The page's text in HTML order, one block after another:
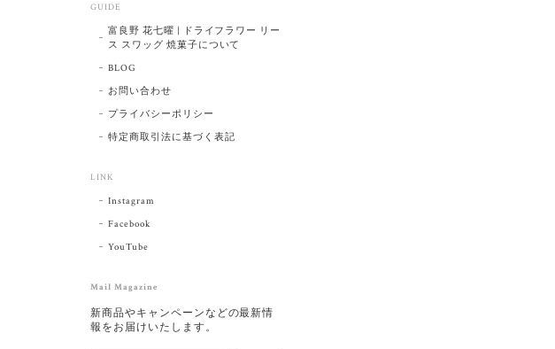
GUIDE
富良野 花七曜 | ドライフラワー リー
ス スワッグ 焼菓子について
BLOG
お問い合わせ
プライバシーポリシー
特定商取引法に基づく表記
LINK
Instagram
Facebook
YouTube
Mail Magazine
新商品やキャンペーンなどの最新情
報をお届けいたします。